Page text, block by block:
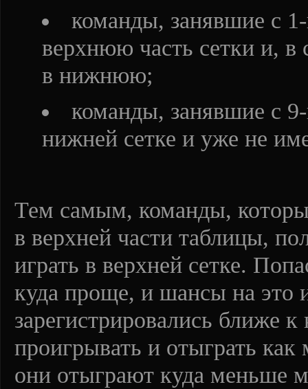
команды, занявшие с
верхнюю часть сетки и,
в нижнюю;
команды, занявшие с
нижней сетке и уже не
Тем самым, команды,
в верхней части таблицы,
играть в верхней сетке.
куда проще, и шансы на это
зарегистрировались ближе
проигрывать и отыграть
они отыграют куда меньше